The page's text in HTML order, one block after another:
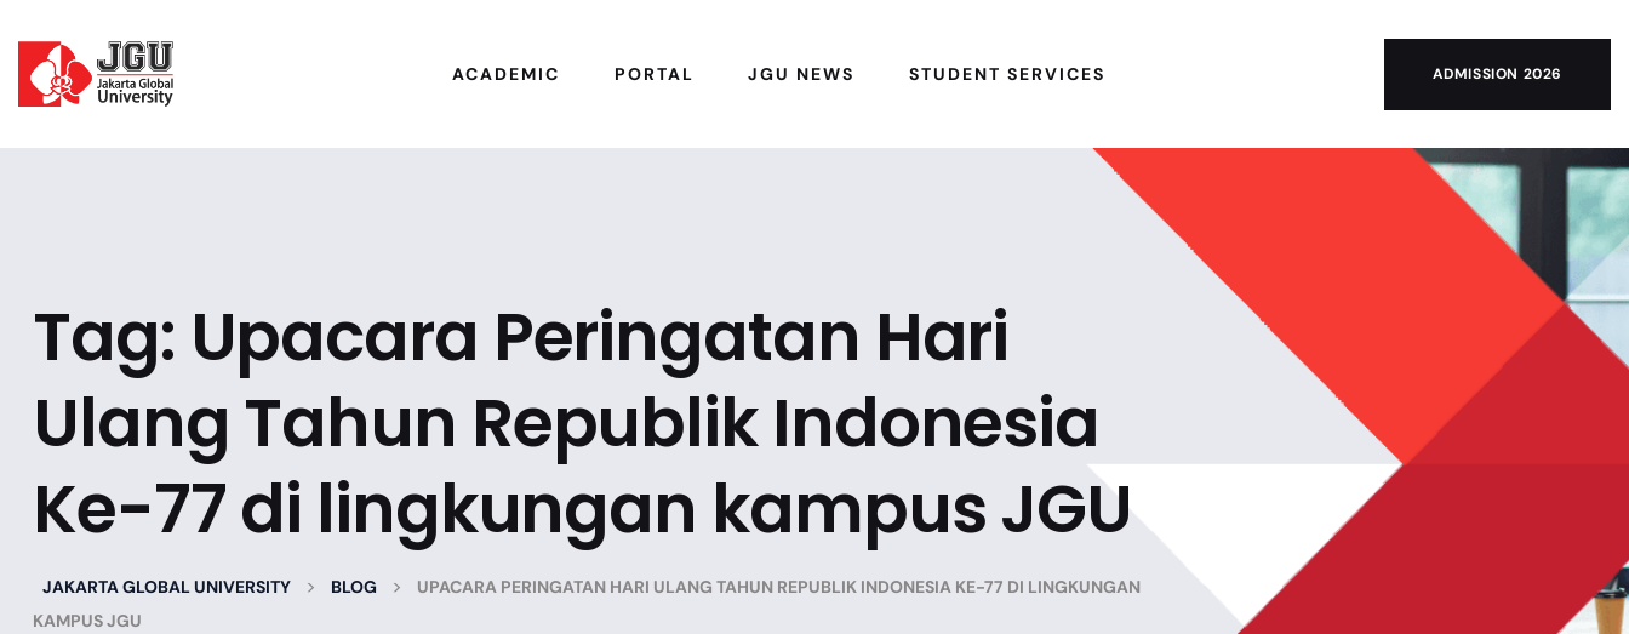
ACADEMIC PORTAL JGU NEWS STUDENT SERVICES ADMISSION 2026
Tag: Upacara Peringatan Hari
Ulang Tahun Republik Indonesia
Ke-77 di lingkungan kampus JGU
JAKARTA GLOBAL UNIVERSITY > BLOG >
UPACARA PERINGATAN HARI ULANG TAHUN REPUBLIK INDONESIA KE-77 DI LINGKUNGAN
KAMPUS JGU